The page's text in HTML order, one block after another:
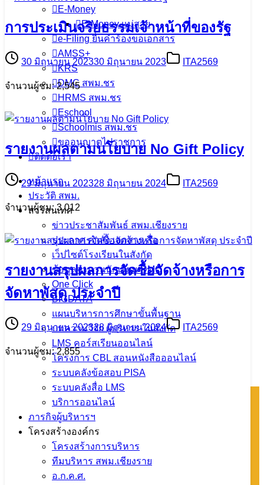
E-Money
E-Money แม่สาย
e-Filing ยื่นคำร้องขอเอกสาร
AMSS+
KRS
DMC สพม.ชร
HRMS สพม.ชร
Eschool
Schoolmis สพม.ชร
ขออนุญาตไปราชการ
ติดต่อเรา
หน้าแรก
ประวัติ สพม.
สารสนเทศ
ข่าวประชาสัมพันธ์ สพม.เชียงราย
ประกาศ คำสั่ง เอกสาร สื่อ
เว็ปไซต์โรงเรียนในสังกัด
ข้อมูลจำนวนนักเรียน DMC
One Click
BIGDATA
แผนบริหารการศึกษาขั้นพื้นฐาน
บทความวิจัย ผู้บริหาร ในสังกัด
LMS คอร์สเรียนออนไลน์
โครงการ CBL สอนหนังสือออนไลน์
ระบบคลังข้อสอบ PISA
ระบบคลังสื่อ LMS
บริการออนไลน์
ภารกิจผู้บริหารฯ
โครงสร้างองค์กร
โครงสร้างการบริหาร
ทีมบริหาร สพม.เชียงราย
อ.ก.ค.ศ.
การประเมินจริยธรรมเจ้าหน้าที่ของรัฐ
30 มิถุนายน 202330 มิถุนายน 2023 ITA2569
จำนวนผู้ชม: 2,545
รายงานผลตามนโยบาย No Gift Policy
29 มิถุนายน 202328 มิถุนายน 2024 ITA2569
จำนวนผู้ชม: 3,012
รายงานสรุปผลการจัดซื้อจัดจ้างหรือการ
จัดหาพัสดุ ประจำปี
29 มิถุนายน 202328 มิถุนายน 2024 ITA2569
จำนวนผู้ชม: 2,855
โทรศัพท์ : 0-
5360-1450
หมายเลขติดต่อ
แต่ละกลุ่ม/